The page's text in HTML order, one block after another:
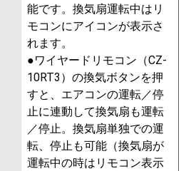
能です。換気扇運転中はリ
モコンにアイコンが表示さ
れます。
●ワイヤードリモコン（CZ-
10RT3）の換気ボタンを押
すと、エアコンの運転／停
止に連動して換気扇も運転
／停止。換気扇単独での運
転、停止も可能（換気扇が
運転中の時はリモコン表示